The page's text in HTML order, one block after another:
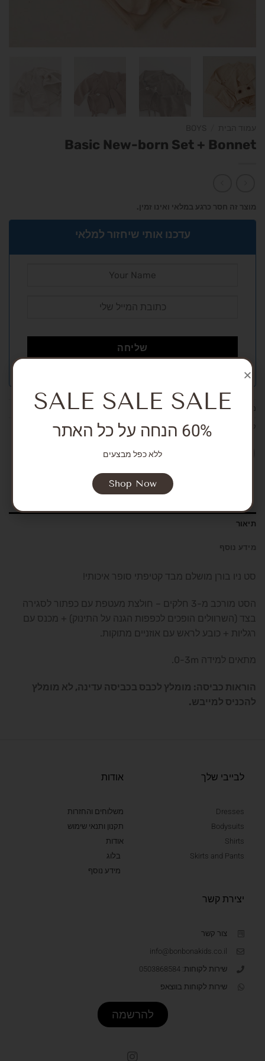
Basic New-born Set + Bonnet
מוצר זה חסר כרגע במלאי ואינו זמין.
עדכנו אותי שיחזור למלאי
אין מידע
Boys ,Girls, New born
תיאור
מידע נוסף
סט ניו בורן מושלם מבד קטיפתי סופר איכותי!
הסט מורכב מ-3 חלקים – חולצת מעטפת עם כפתור לסגירה
בצד (השרוולים הופכים לכפפות הגנה על התינוק) + מכנס עם
רגליות + כובע לראש עם אוזניים מתוקות.
מתאים למידה 0-3m.
הוראות כביסה: מומלץ לכבס בכביסה עדינה, לא מומלץ
להכניס למייבש.
לבייבי שלך
Dresses
Bodysuits
Shirts
Skirts and Pants
אודות
משלוחים והחזרות
תקנון ותנאי שימוש
אודות
בלוג
מידע נוסף
יצירת קשר
צור קשר
info@bonbonakids.co.il
שירות לקוחות: 0503868584
שירות לקוחות בווצאפ
להרשמה
SALE SALE SALE
60% הנחה על כל האתר
ללא כפל מבצעים
Shop Now